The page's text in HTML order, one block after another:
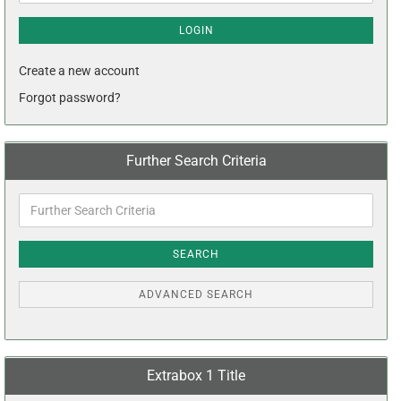
LOGIN
Create a new account
Forgot password?
Further Search Criteria
Search
SEARCH
ADVANCED SEARCH
Extrabox 1 Title